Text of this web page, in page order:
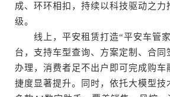
成、环环相扣，持续以科技驱动之力
级。
线上，平安租赁打造“平安车管家
台，支持车型查询、方案定制、合同
办理，消费者足不出户即可完成购车
捷度显著提升。同时，依托大模型技